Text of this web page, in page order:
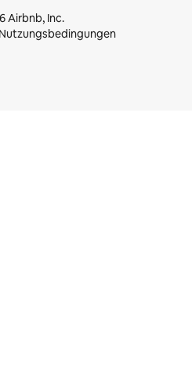
Airbnb, Inc.
Nutzungsbedingungen